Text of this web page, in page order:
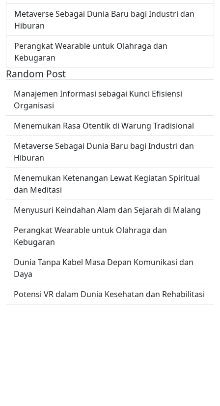
Metaverse Sebagai Dunia Baru bagi Industri dan
Hiburan
Perangkat Wearable untuk Olahraga dan
Kebugaran
Random Post
Manajemen Informasi sebagai Kunci Efisiensi
Organisasi
Menemukan Rasa Otentik di Warung Tradisional
Metaverse Sebagai Dunia Baru bagi Industri dan
Hiburan
Menemukan Ketenangan Lewat Kegiatan Spiritual
dan Meditasi
Menyusuri Keindahan Alam dan Sejarah di Malang
Perangkat Wearable untuk Olahraga dan
Kebugaran
Dunia Tanpa Kabel Masa Depan Komunikasi dan
Daya
Potensi VR dalam Dunia Kesehatan dan Rehabilitasi